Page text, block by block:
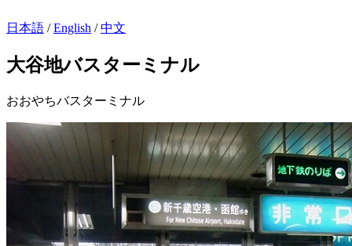
日本語 /English /中文
大谷地バスターミナル
おおやちバスターミナル